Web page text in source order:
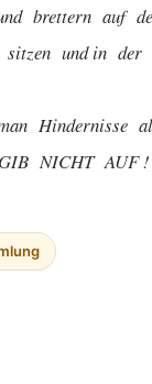
brettern auf
und in der
als
NICHT AUF !